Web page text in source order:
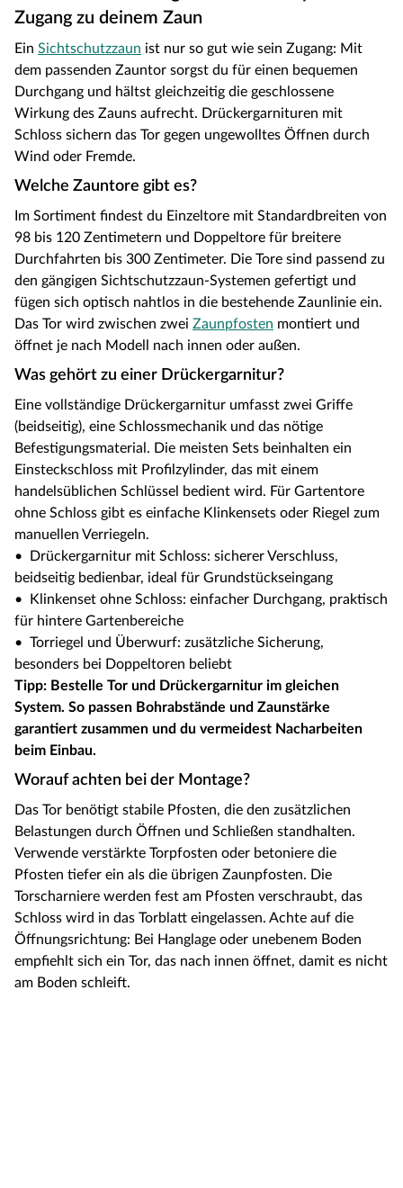
Zugang zu deinem Zaun
Ein Sichtschutzzaun ist nur so gut wie sein Zugang: Mit
dem passenden Zauntor sorgst du für einen bequemen
Durchgang und hältst gleichzeitig die geschlossene
Wirkung des Zauns aufrecht. Drückergarnituren mit
Schloss sichern das Tor gegen ungewolltes Öffnen durch
Wind oder Fremde.
Welche Zauntore gibt es?
Im Sortiment findest du Einzeltore mit Standardbreiten von
98 bis 120 Zentimetern und Doppeltore für breitere
Durchfahrten bis 300 Zentimeter. Die Tore sind passend zu
den gängigen Sichtschutzzaun-Systemen gefertigt und
fügen sich optisch nahtlos in die bestehende Zaunlinie ein.
Das Tor wird zwischen zwei Zaunpfosten montiert und
öffnet je nach Modell nach innen oder außen.
Was gehört zu einer Drückergarnitur?
Eine vollständige Drückergarnitur umfasst zwei Griffe
(beidseitig), eine Schlossmechanik und das nötige
Befestigungsmaterial. Die meisten Sets beinhalten ein
Einsteckschloss mit Profilzylinder, das mit einem
handelsüblichen Schlüssel bedient wird. Für Gartentore
ohne Schloss gibt es einfache Klinkensets oder Riegel zum
manuellen Verriegeln.
• Drückergarnitur mit Schloss: sicherer Verschluss,
beidseitig bedienbar, ideal für Grundstückseingang
• Klinkenset ohne Schloss: einfacher Durchgang, praktisch
für hintere Gartenbereiche
• Torriegel und Überwurf: zusätzliche Sicherung,
besonders bei Doppeltoren beliebt
Tipp: Bestelle Tor und Drückergarnitur im gleichen
System. So passen Bohrabstände und Zaunstärke
garantiert zusammen und du vermeidest Nacharbeiten
beim Einbau.
Worauf achten bei der Montage?
Das Tor benötigt stabile Pfosten, die den zusätzlichen
Belastungen durch Öffnen und Schließen standhalten.
Verwende verstärkte Torpfosten oder betoniere die
Pfosten tiefer ein als die übrigen Zaunpfosten. Die
Torscharniere werden fest am Pfosten verschraubt, das
Schloss wird in das Torblatt eingelassen. Achte auf die
Öffnungsrichtung: Bei Hanglage oder unebenem Boden
empfiehlt sich ein Tor, das nach innen öffnet, damit es nicht
am Boden schleift.